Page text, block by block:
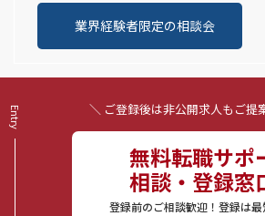
業界経験者限定の相談会
＼ ご登録後は非公開求人もご提
無料転職サポ
相談・登録窓
登録前のご相談歓迎！登録は最